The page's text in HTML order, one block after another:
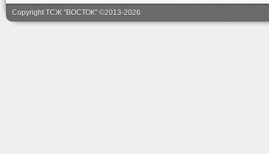
Copyright ТСЖ "ВОСТОК" ©2013-2026